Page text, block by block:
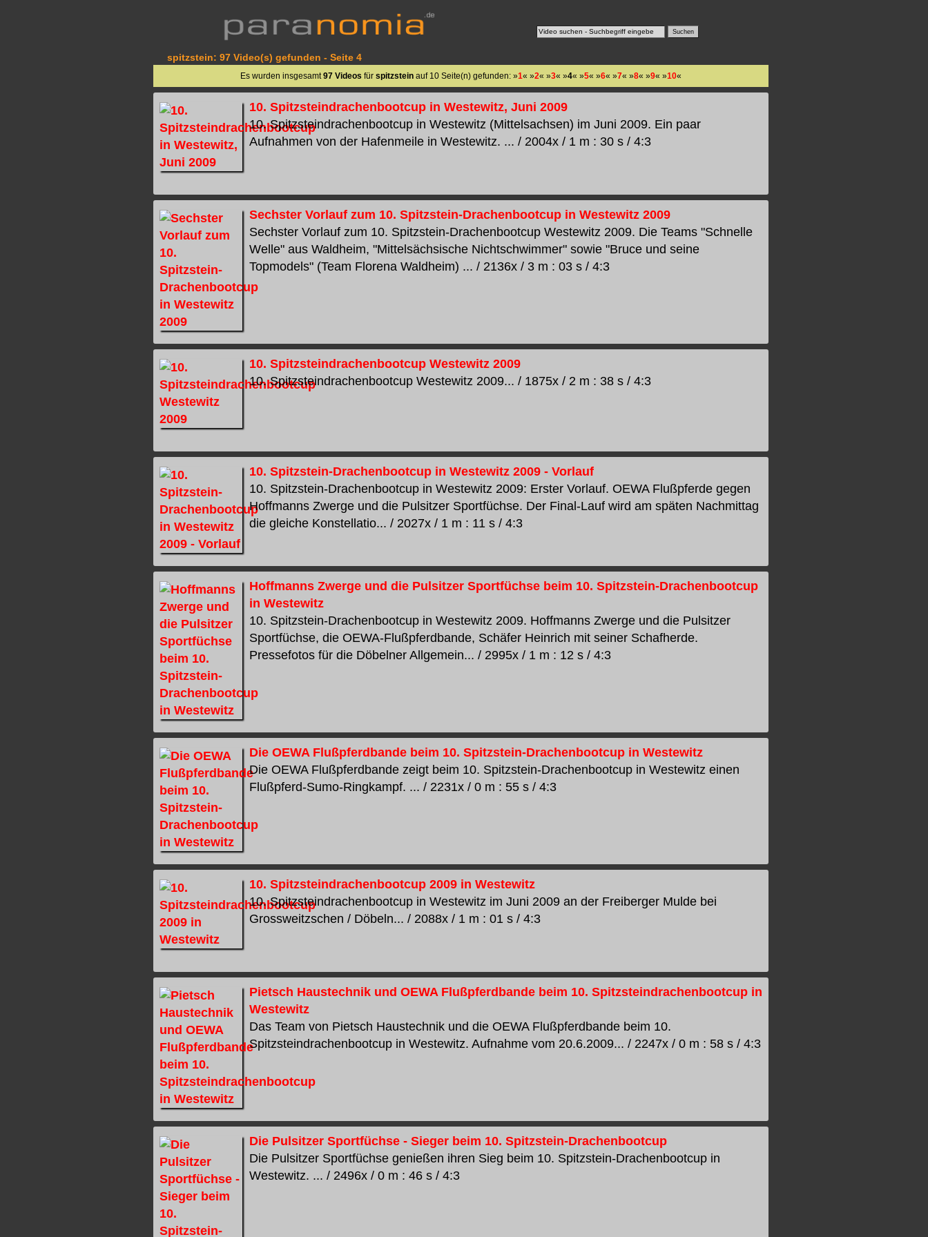
spitzstein: 97 Video(s) gefunden - Seite 4
Es wurden insgesamt97 Videos für spitzstein auf 10 Seite(n) gefunden: »1« »2« »3« »4« »5« »6« »7« »8« »9« »10«
10. Spitzsteindrachenbootcup in Westewitz, Juni 2009
10. Spitzsteindrachenbootcup in Westewitz (Mittelsachsen) im Juni 2009. Ein paar
Aufnahmen von der Hafenmeile in Westewitz. ... / 2004x / 1 m : 30 s / 4:3
Sechster Vorlauf zum 10. Spitzstein-Drachenbootcup in Westewitz 2009
Sechster Vorlauf zum 10. Spitzstein-Drachenbootcup Westewitz 2009. Die Teams "Schnelle
Welle" aus Waldheim, "Mittelsächsische Nichtschwimmer" sowie "Bruce und seine
Topmodels" (Team Florena Waldheim) ... / 2136x / 3 m : 03 s / 4:3
10. Spitzsteindrachenbootcup Westewitz 2009
10. Spitzsteindrachenbootcup Westewitz 2009... / 1875x / 2 m : 38 s / 4:3
10. Spitzstein-Drachenbootcup in Westewitz 2009 - Vorlauf
10. Spitzstein-Drachenbootcup in Westewitz 2009: Erster Vorlauf. OEWA Flußpferde gegen
Hoffmanns Zwerge und die Pulsitzer Sportfüchse. Der Final-Lauf wird am späten Nachmittag
die gleiche Konstellatio... / 2027x / 1 m : 11 s / 4:3
Hoffmanns Zwerge und die Pulsitzer Sportfüchse beim 10. Spitzstein-Drachenbootcup
in Westewitz
10. Spitzstein-Drachenbootcup in Westewitz 2009. Hoffmanns Zwerge und die Pulsitzer
Sportfüchse, die OEWA-Flußpferdbande, Schäfer Heinrich mit seiner Schafherde.
Pressefotos für die Döbelner Allgemein... / 2995x / 1 m : 12 s / 4:3
Die OEWA Flußpferdbande beim 10. Spitzstein-Drachenbootcup in Westewitz
Die OEWA Flußpferdbande zeigt beim 10. Spitzstein-Drachenbootcup in Westewitz einen
Flußpferd-Sumo-Ringkampf. ... / 2231x / 0 m : 55 s / 4:3
10. Spitzsteindrachenbootcup 2009 in Westewitz
10. Spitzsteindrachenbootcup in Westewitz im Juni 2009 an der Freiberger Mulde bei
Grossweitzschen / Döbeln... / 2088x / 1 m : 01 s / 4:3
Pietsch Haustechnik und OEWA Flußpferdbande beim 10. Spitzsteindrachenbootcup in
Westewitz
Das Team von Pietsch Haustechnik und die OEWA Flußpferdbande beim 10.
Spitzsteindrachenbootcup in Westewitz. Aufnahme vom 20.6.2009... / 2247x / 0 m : 58 s / 4:3
Die Pulsitzer Sportfüchse - Sieger beim 10. Spitzstein-Drachenbootcup
Die Pulsitzer Sportfüchse genießen ihren Sieg beim 10. Spitzstein-Drachenbootcup in
Westewitz. ... / 2496x / 0 m : 46 s / 4:3